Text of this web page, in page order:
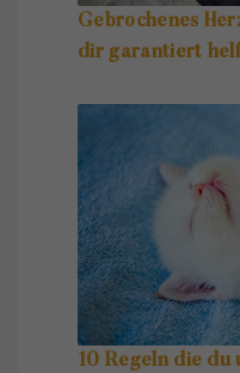
Gebrochenes
dir garantiert
10 Regeln die du